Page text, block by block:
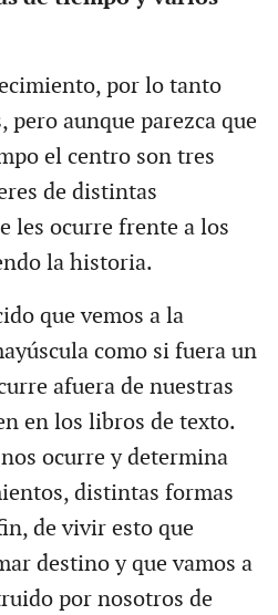
por lo tanto
pero aunque parezca que
el centro son tres
de distintas
les ocurre frente a los
la historia.
que vemos a la
como si fuera un
afuera de nuestras
en los libros de texto.
ocurre y determina
distintas formas
de vivir esto que
destino y que vamos a
por nosotros de